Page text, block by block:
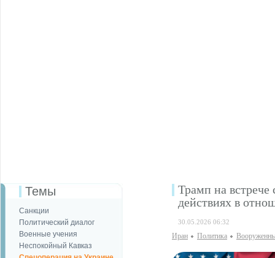
Темы
Санкции
Политический диалог
Военные учения
Неспокойный Кавказ
Трамп на
действиях в
30.05.2026 06:32
Иран Политика